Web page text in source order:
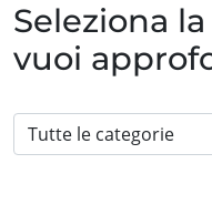
Seleziona
vuoi